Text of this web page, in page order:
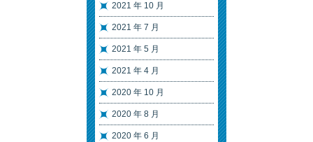
2021 年 10 月
2021 年 7 月
2021 年 5 月
2021 年 4 月
2020 年 10 月
2020 年 8 月
2020 年 6 月